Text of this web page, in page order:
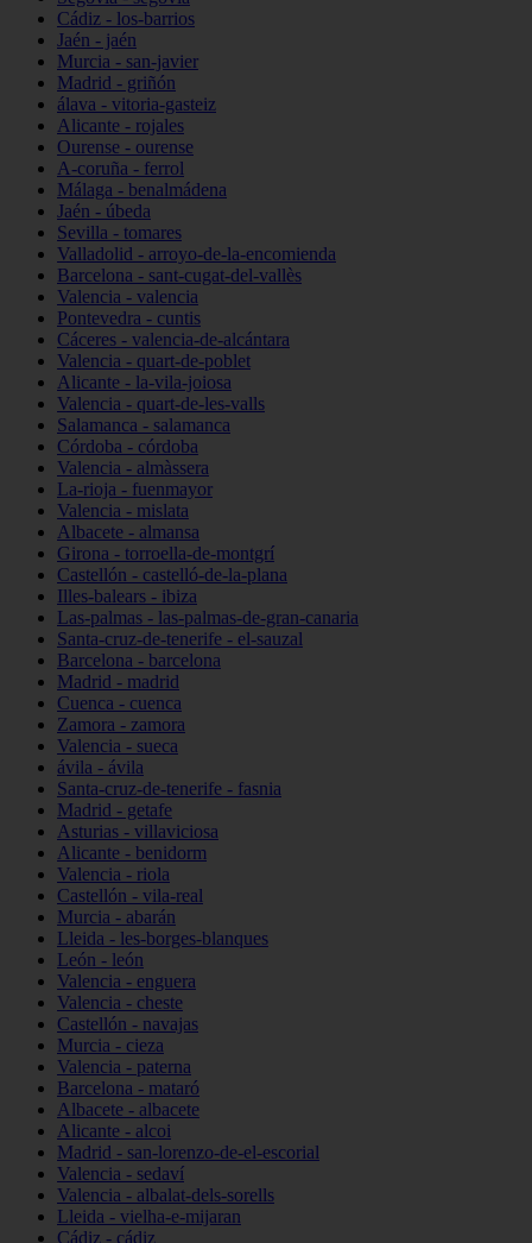
Cádiz - los-barrios
Jaén - jaén
Murcia - san-javier
Madrid - griñón
álava - vitoria-gasteiz
Alicante - rojales
Ourense - ourense
A-coruña - ferrol
Málaga - benalmádena
Jaén - úbeda
Sevilla - tomares
Valladolid - arroyo-de-la-encomienda
Barcelona - sant-cugat-del-vallès
Valencia - valencia
Pontevedra - cuntis
Cáceres - valencia-de-alcántara
Valencia - quart-de-poblet
Alicante - la-vila-joiosa
Valencia - quart-de-les-valls
Salamanca - salamanca
Córdoba - córdoba
Valencia - almàssera
La-rioja - fuenmayor
Valencia - mislata
Albacete - almansa
Girona - torroella-de-montgrí
Castellón - castelló-de-la-plana
Illes-balears - ibiza
Las-palmas - las-palmas-de-gran-canaria
Santa-cruz-de-tenerife - el-sauzal
Barcelona - barcelona
Madrid - madrid
Cuenca - cuenca
Zamora - zamora
Valencia - sueca
ávila - ávila
Santa-cruz-de-tenerife - fasnia
Madrid - getafe
Asturias - villaviciosa
Alicante - benidorm
Valencia - riola
Castellón - vila-real
Murcia - abarán
Lleida - les-borges-blanques
León - león
Valencia - enguera
Valencia - cheste
Castellón - navajas
Murcia - cieza
Valencia - paterna
Barcelona - mataró
Albacete - albacete
Alicante - alcoi
Madrid - san-lorenzo-de-el-escorial
Valencia - sedaví
Valencia - albalat-dels-sorells
Lleida - vielha-e-mijaran
Cádiz - cádiz